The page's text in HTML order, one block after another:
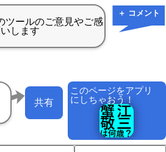
＋ コメント
このページをアプリ
にしちゃおう！
共有